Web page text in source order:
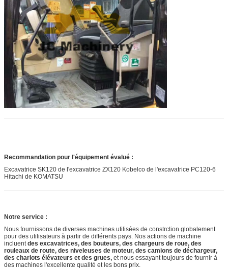
Recommandation pour l'équipement évalué :
Excavatrice SK120 de l'excavatrice ZX120 Kobelco de l'excavatrice PC120-6
Hitachi de KOMATSU
Notre service :
Nous fournissons de diverses machines utilisées de constrction globalement
pour des utilisateurs à partir de différents pays. Nos actions de machine
incluentdes excavatrices, des bouteurs, des chargeurs de roue, des
rouleaux de route, des niveleuses de moteur, des camions de déchargeur,
des chariots élévateurs et des grues, et nous essayant toujours de fournir à
des machines l'excellente qualité et les bons prix.